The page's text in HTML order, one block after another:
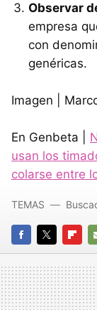
Observar
empresa
con
genéricas.
Imagen |
En Genbeta |
usan los
colarse entre
FACEBOOK
TWITTER
TEMAS